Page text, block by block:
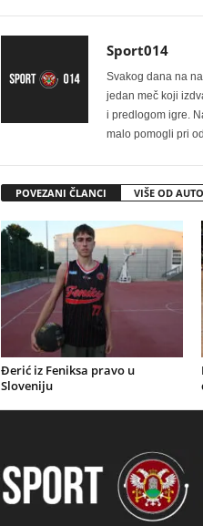
Sport014
Svakog dana na
jedan meč koji
i predlogom igre.
malo pomogli pri
POVEZANI ČLANCI VIŠE OD
Đerić iz Feniksa pravo u
Sloveniju